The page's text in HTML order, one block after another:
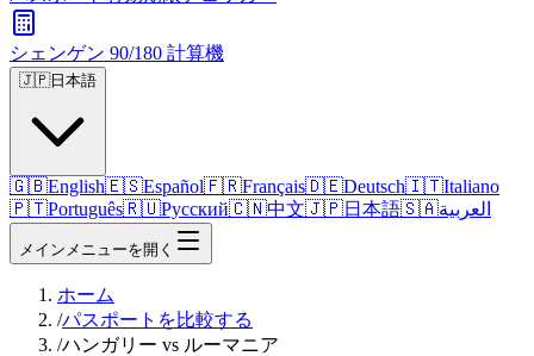
シェンゲン 90/180 計算機
🇯🇵日本語
🇬🇧English🇪🇸Español🇫🇷Français🇩🇪Deutsch🇮🇹Italiano
🇵🇹Português🇷🇺Русский🇨🇳中文🇯🇵日本語🇸🇦العربية
メインメニューを開く
ホーム
/パスポートを比較する
/ハンガリー vs ルーマニア